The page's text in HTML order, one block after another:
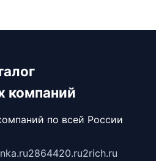
компаний
по всей России
2864420.ru2rich.ru